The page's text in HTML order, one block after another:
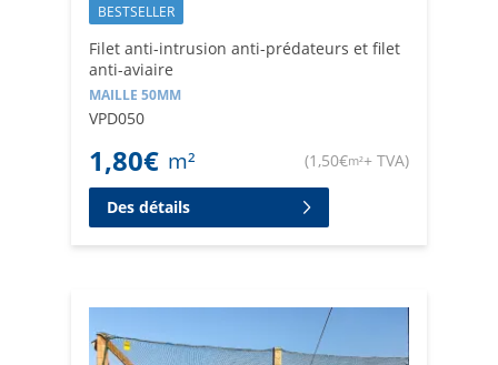
BESTSELLER
Filet anti-intrusion anti-prédateurs et filet
anti-aviaire
MAILLE 50MM
VPD050
1,80€ m² (1,50€m²+ TVA)
Des détails